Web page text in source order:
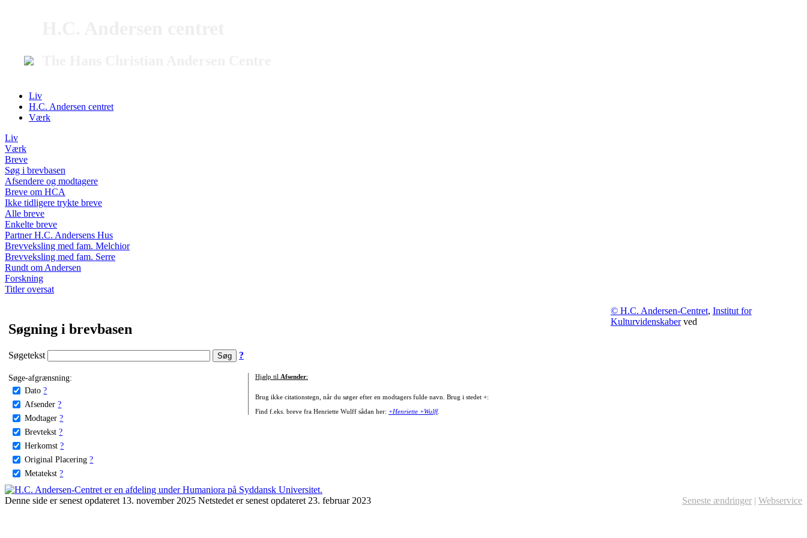
Liv
H.C. Andersen centret
Værk
Liv
Værk
Breve
Søg i brevbasen
Afsendere og modtagere
Breve om HCA
Ikke tidligere trykte breve
Alle breve
Enkelte breve
Partner H.C. Andersens Hus
Brevveksling med fam. Melchior
Brevveksling med fam. Serre
Rundt om Andersen
Forskning
Titler oversat
Søgning i brevbasen
Søgetekst ?
Søge-afgrænsning:
Dato ?
Afsender ?
Modtager ?
Brevtekst ?
Herkomst ?
Original Placering ?
Metatekst ?
Hjælp til Afsender:
Brug ikke citationstegn, når du søger efter en modtagers fulde navn. Brug i stedet +:
Find f.eks. breve fra Henriette Wulff sådan her: +Henriette +Wulff.
© H.C. Andersen-Centret, Institut for
Kulturvidenskaberved
Denne side er senest opdateret 13. november 2025 Netstedet er senest opdateret 23. februar 2023 Seneste ændringer | Webservice